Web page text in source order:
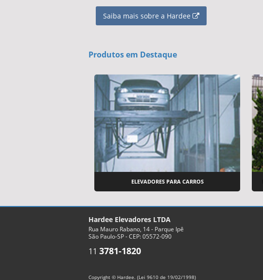
Saiba mais sobre a Hardee
Produtos em Destaque
ELEVADORES PARA CARROS
Hardee Elevadores LTDA
Rua Mauro Rabano, 14 - Parque Ipê
São Paulo-SP - CEP: 05572-090
11 3781-1820
Copyright © Hardee. (Lei 9610 de 19/02/1998)